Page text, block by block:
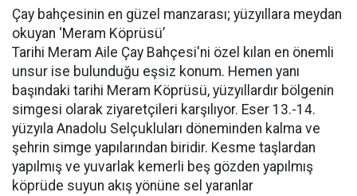
Çay bahçesinin en güzel manzarası; yüzyıllara meydan
okuyan ‘Meram Köprüsü’
Tarihi Meram Aile Çay Bahçesi'ni özel kılan en önemli
unsur ise bulunduğu eşsiz konum. Hemen yanı
başındaki tarihi Meram Köprüsü, yüzyıllardır bölgenin
simgesi olarak ziyaretçileri karşılıyor. Eser 13.-14.
yüzyıla Anadolu Selçukluları döneminden kalma ve
şehrin simge yapılarından biridir. Kesme taşlardan
yapılmış ve yuvarlak kemerli beş gözden yapılmış
köprüde suyun akış yönüne sel yaranlar